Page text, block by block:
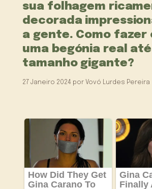
sua folhagem
decorada
a gente. Como fazer
uma begónia real
tamanho gigante?
27 Janeiro 2024 por Vovó Lurdes Pereira